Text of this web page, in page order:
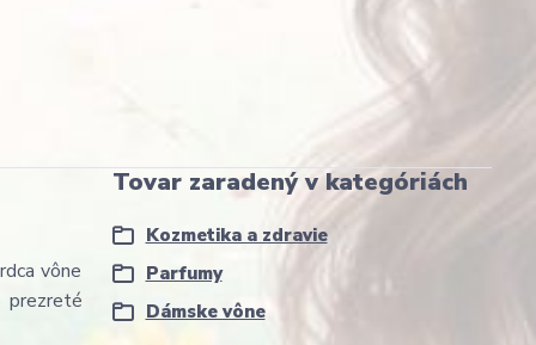
vône
prezreté
Tovar zaradený v kategóriách
Kozmetika a zdravie
Parfumy
Dámske vône